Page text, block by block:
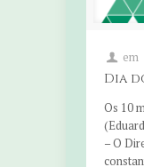
em
Dia
Os 10
– O